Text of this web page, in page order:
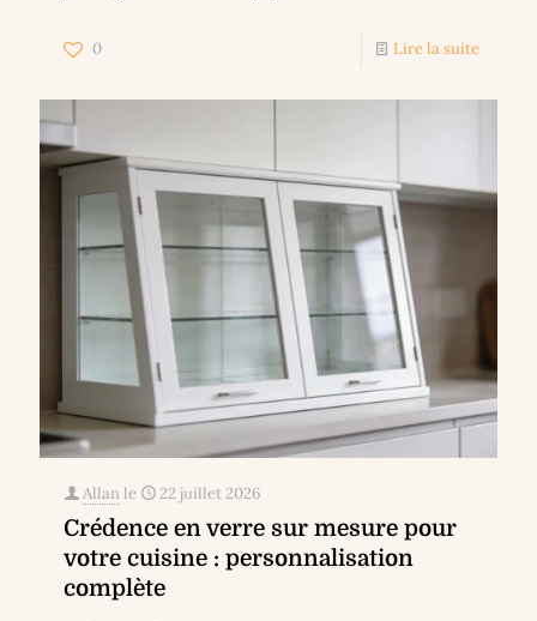
0 Lire la suite
Allan le 22 juillet 2026
Crédence en verre sur mesure pour
votre cuisine : personnalisation
complète